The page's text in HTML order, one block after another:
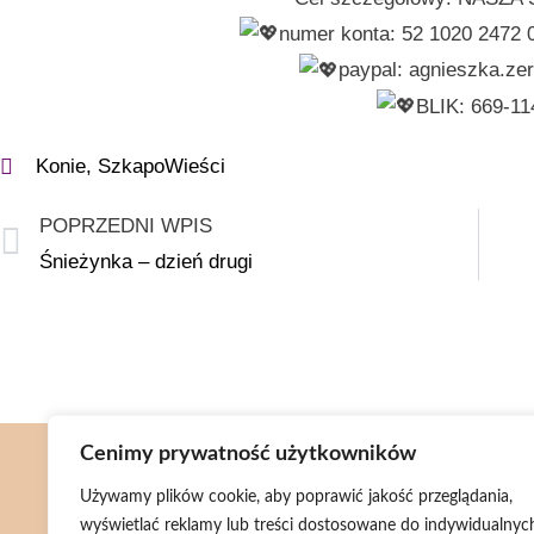
Cenimy prywatność użytkowników
Używamy plików cookie, aby poprawić jakość przeglądania,
wyświetlać reklamy lub treści dostosowane do
numer konta: 52 1020 2472
paypal:
BLIK: 669-
Konie, SzkapoWieści
POPRZEDNI WPIS
Śnieżynka – dzień drugi
Menu